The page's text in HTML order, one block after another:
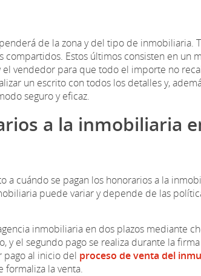
de la zona y del tipo de inmobiliaria.
Estos últimos consisten en un
vendedor para que todo el importe no
un escrito con todos los detalles y,
seguro y eficaz.
a la inmobiliaria
a cuándo se pagan los honorarios a la
puede variar y depende de las
inmobiliaria en dos plazos mediante
y el segundo pago se realiza durante la
pago al inicio del proceso de venta del
formaliza la venta.